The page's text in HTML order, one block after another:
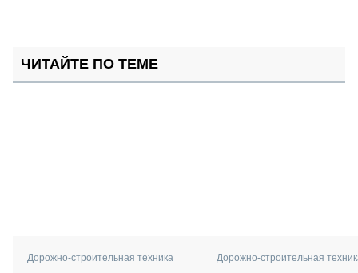
ЧИТАЙТЕ ПО ТЕМЕ
Дорожно-строительная техника Дорожно-строительная